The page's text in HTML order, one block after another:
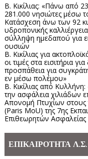
Β. Κικίλιας: «Πάνω από
281.000 νησιώτες μέσω
Κατάσχεση άνω των 92
υδροπονικής
σύλληψη ημεδαπού για
ουσιών
Β. Κικίλιας για
οι τιμές στα εισιτήρια
προσπάθεια για
εν μέσω πολέμου»
Β. Κικίλιας από
την ασφάλεια χιλιάδων
Απονομή Πτυχίων στους
(Paris MoU) της 7ης
Επιθεωρητών
ΕΠΙΚΑΙΡΟΤΗΤΑ